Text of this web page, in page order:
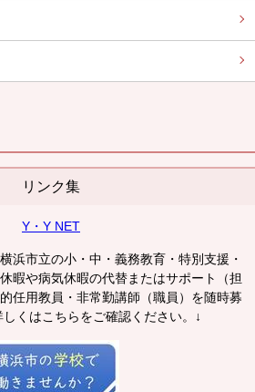
リンク集
Y・Y NET
浜市立の小・中・義務教育・特別支援・
暇や病気休暇の代替またはサポート（担
任用教員・非常勤講師（職員）を随時募
くはこちらをご確認ください。↓